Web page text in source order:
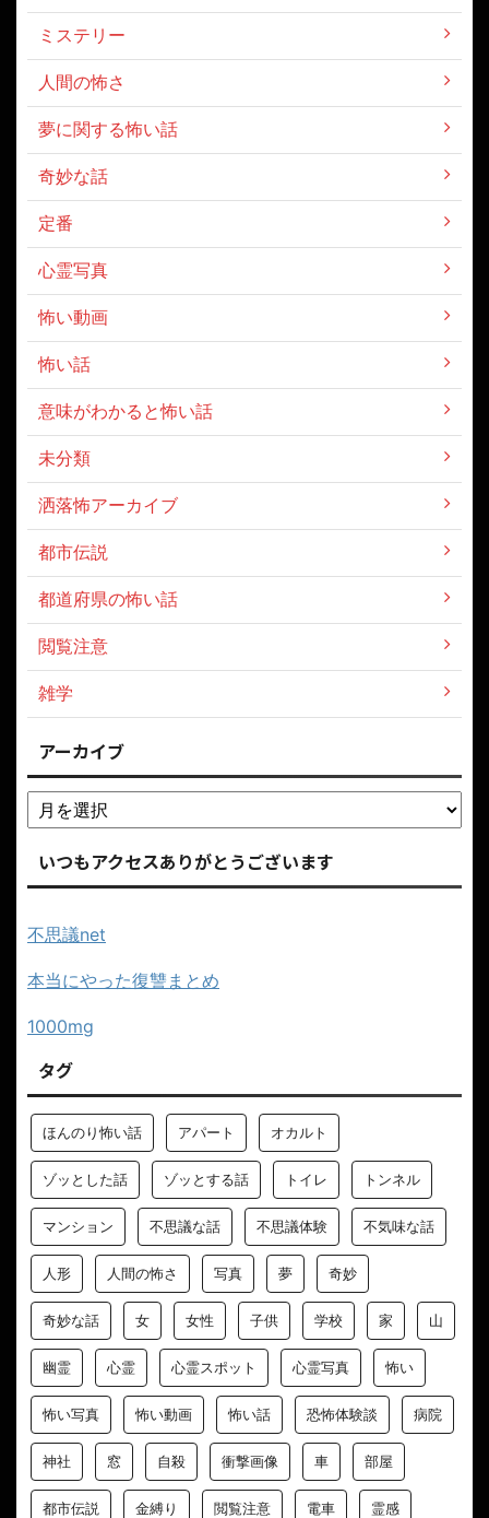
ミステリー
人間の怖さ
夢に関する怖い話
奇妙な話
定番
心霊写真
怖い動画
怖い話
意味がわかると怖い話
未分類
洒落怖アーカイブ
都市伝説
都道府県の怖い話
閲覧注意
雑学
アーカイブ
いつもアクセスありがとうございます
不思議net
本当にやった復讐まとめ
1000mg
タグ
ほんのり怖い話 アパート オカルト
ゾッとした話 ゾッとする話 トイレ トンネル
マンション 不思議な話 不思議体験 不気味な話
人形 人間の怖さ 写真 夢 奇妙
奇妙な話 女 女性 子供 学校 家 山
幽霊 心霊 心霊スポット 心霊写真 怖い
怖い写真 怖い動画 怖い話 恐怖体験談 病院
神社 窓 自殺 衝撃画像 車 部屋
都市伝説 金縛り 閲覧注意 電車 霊感